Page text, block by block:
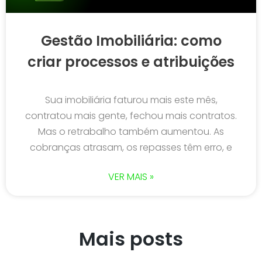
Gestão Imobiliária: como
criar processos e atribuições
Sua imobiliária faturou mais este mês,
contratou mais gente, fechou mais contratos.
Mas o retrabalho também aumentou. As
cobranças atrasam, os repasses têm erro, e
VER MAIS »
Mais posts